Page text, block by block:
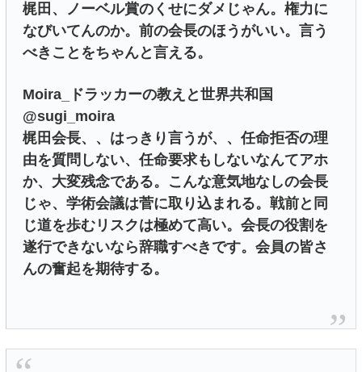
梶田、ノーベル賞のくせにダメじゃん。権力に
なびいてんのか。前の会長のほうがいい。言う
べきことをちゃんと言える。
Moira_ドラッカーの教えと世界共和国
@sugi_moira
梶田会長、、はっきり言うが、、任命拒否の理
由を質問しない、任命要求もしないなんてアホ
か、大変残念である。こんな意気地なしの会長
じゃ、学術会議は菅に取り込まれる。戦前と同
じ道を歩むリスクは極めて高い。会長の役割を
遂行できないなら辞職すべきです。会員の皆さ
んの奮起を期待する。